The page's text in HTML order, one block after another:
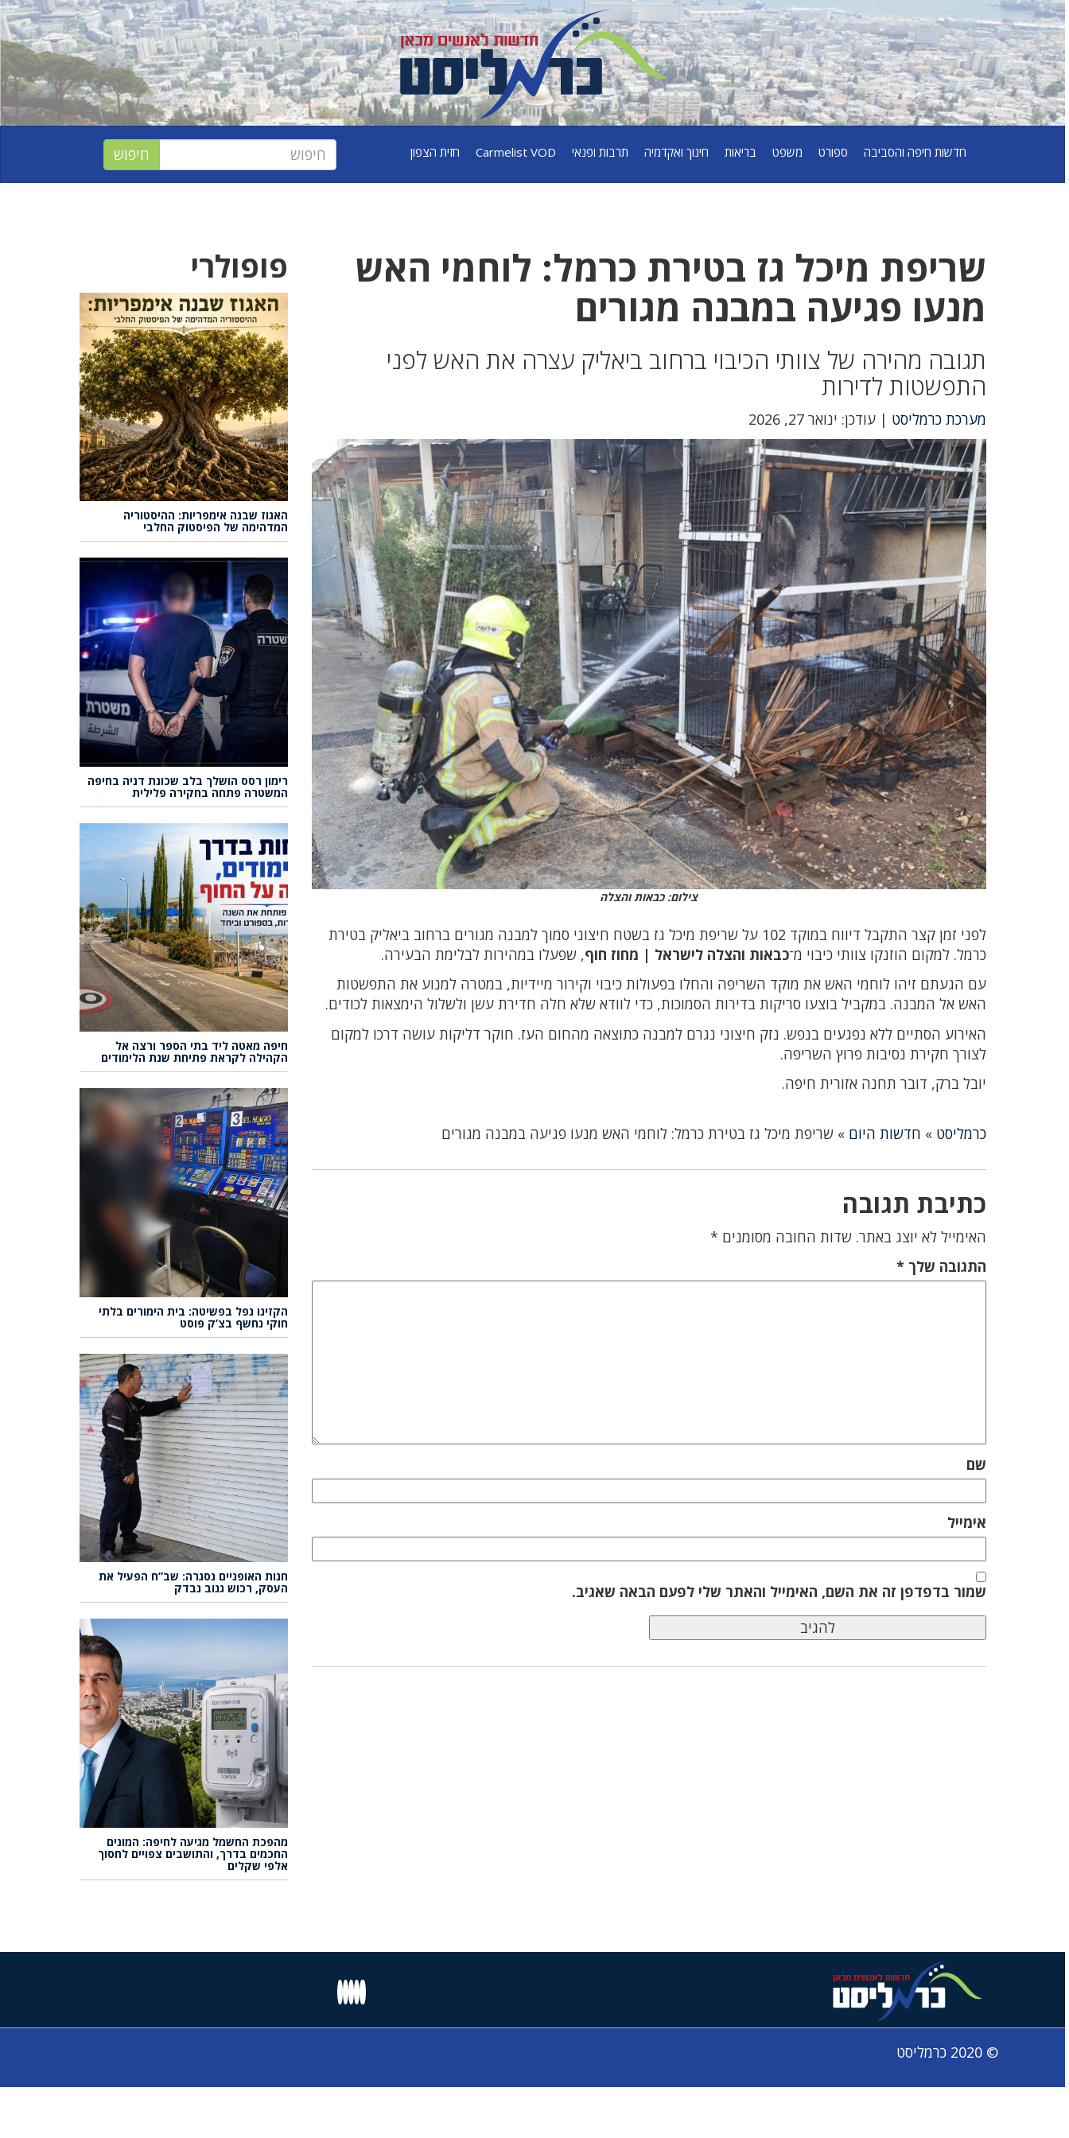
חדשות חיפה והסביבה ספורט משפט בריאות חינוך ואקדמיה תרבות ופנאי Carmelist VOD חזית הצפון
שריפת מיכל גז בטירת כרמל: לוחמי האש
מנעו פגיעה במבנה מגורים
תגובה מהירה של צוותי הכיבוי ברחוב ביאליק עצרה את האש לפני
התפשטות לדירות
מערכת כרמליסט | עודכן: ינואר 27, 2026
צילום: כבאות והצלה
לפני זמן קצר התקבל דיווח במוקד 102 על שריפת מיכל גז בשטח חיצוני סמוך למבנה מגורים ברחוב ביאליק בטירת
כרמל. למקום הוזנקו צוותי כיבוי מ־כבאות והצלה לישראל | מחוז חוף, שפעלו במהירות לבלימת הבעירה.
עם הגעתם זיהו לוחמי האש את מוקד השריפה והחלו בפעולות כיבוי וקירור מיידיות, במטרה למנוע את התפשטות
האש אל המבנה. במקביל בוצעו סריקות בדירות הסמוכות, כדי לוודא שלא חלה חדירת עשן ולשלול הימצאות לכודים.
האירוע הסתיים ללא נפגעים בנפש. נזק חיצוני נגרם למבנה כתוצאה מהחום העז. חוקר דליקות עושה דרכו למקום
לצורך חקירת נסיבות פרוץ השריפה.
יובל ברק, דובר תחנה אזורית חיפה.
כרמליסט » חדשות היום »שריפת מיכל גז בטירת כרמל: לוחמי האש מנעו פגיעה במבנה מגורים
כתיבת תגובה
האימייל לא יוצג באתר. שדות החובה מסומנים *
התגובה שלך*
שם
אימייל
שמור בדפדפן זה את השם, האימייל והאתר שלי לפעם הבאה שאגיב.
פופולרי
האגוז שבנה אימפריות: ההיסטוריה
המדהימה של הפיסטוק החלבי
רימון רסס הושלך בלב שכונת דניה בחיפה
המשטרה פתחה בחקירה פלילית
חיפה מאטה ליד בתי הספר ורצה אל
הקהילה לקראת פתיחת שנת הלימודים
הקזינו נפל בפשיטה: בית הימורים בלתי
חוקי נחשף בצ’ק פוסט
חנות האופניים נסגרה: שב”ח הפעיל את
העסק, רכוש גנוב נבדק
מהפכת החשמל מגיעה לחיפה: המונים
החכמים בדרך, והתושבים צפויים לחסוך
אלפי שקלים
© 2020 כרמליסט